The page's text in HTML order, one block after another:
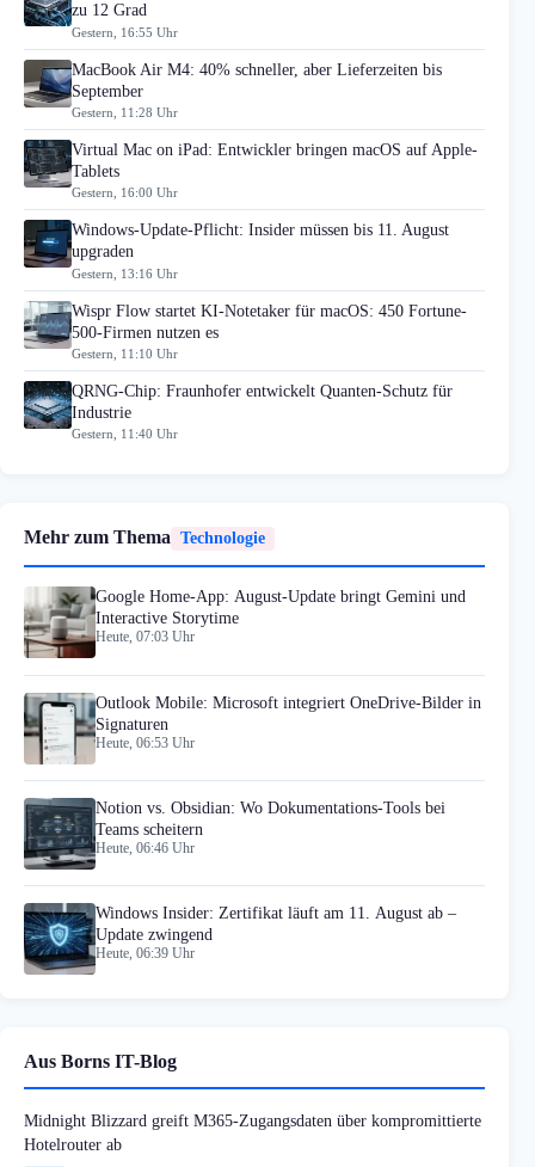
zu 12 Grad
Gestern, 16:55 Uhr
MacBook Air M4: 40% schneller, aber Lieferzeiten bis
September
Gestern, 11:28 Uhr
Virtual Mac on iPad: Entwickler bringen macOS auf Apple-
Tablets
Gestern, 16:00 Uhr
Windows-Update-Pflicht: Insider müssen bis 11. August
upgraden
Gestern, 13:16 Uhr
Wispr Flow startet KI-Notetaker für macOS: 450 Fortune-
500-Firmen nutzen es
Gestern, 11:10 Uhr
QRNG-Chip: Fraunhofer entwickelt Quanten-Schutz für
Industrie
Gestern, 11:40 Uhr
Mehr zum Thema Technologie
Google Home-App: August-Update bringt Gemini und
Interactive Storytime
Heute, 07:03 Uhr
Outlook Mobile: Microsoft integriert OneDrive-Bilder in
Signaturen
Heute, 06:53 Uhr
Notion vs. Obsidian: Wo Dokumentations-Tools bei
Teams scheitern
Heute, 06:46 Uhr
Windows Insider: Zertifikat läuft am 11. August ab –
Update zwingend
Heute, 06:39 Uhr
Aus Borns IT-Blog
Midnight Blizzard greift M365-Zugangsdaten über kompromittierte
Hotelrouter ab